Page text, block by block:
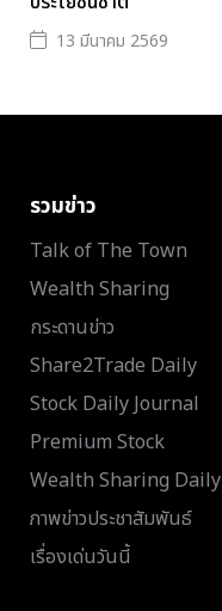
13 มีนาคม 2569
รวมข่าว
Talk of The Town
Wealth Sharing
กระดานข่าว
Share2Trade Daily
Stock Daily Journal
Premium Stock
Wealth Sharing Daily
ภาพข่าวประชาสัมพันธ์
เรื่องเด่นวันนี้